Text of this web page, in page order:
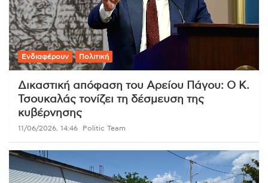
Ενδιαφέρουν Πολιτική
Δικαστική απόφαση του Αρείου Πάγου: Ο Κ.
Τσουκαλάς τονίζει τη δέσμευση της
κυβέρνησης
11/06/2026, 14:46 Politic Team